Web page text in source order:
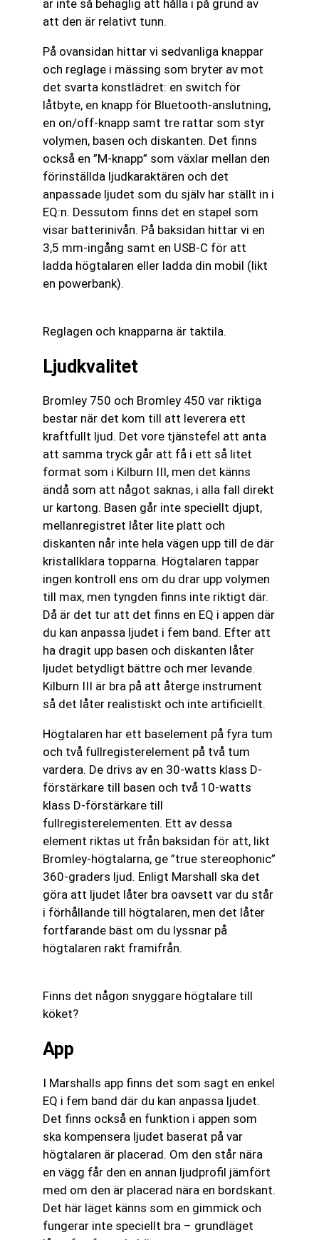
är inte så behaglig att hålla i på grund av
att den är relativt tunn.
På ovansidan hittar vi sedvanliga knappar
och reglage i mässing som bryter av mot
det svarta konstlädret: en switch för
låtbyte, en knapp för Bluetooth-anslutning,
en on/off-knapp samt tre rattar som styr
volymen, basen och diskanten. Det finns
också en ”M-knapp” som växlar mellan den
förinställda ljudkaraktären och det
anpassade ljudet som du själv har ställt in i
EQ:n. Dessutom finns det en stapel som
visar batterinivån. På baksidan hittar vi en
3,5 mm-ingång samt en USB-C för att
ladda högtalaren eller ladda din mobil (likt
en powerbank).
Reglagen och knapparna är taktila.
Ljudkvalitet
Bromley 750 och Bromley 450 var riktiga
bestar när det kom till att leverera ett
kraftfullt ljud. Det vore tjänstefel att anta
att samma tryck går att få i ett så litet
format som i Kilburn III, men det känns
ändå som att något saknas, i alla fall direkt
ur kartong. Basen går inte speciellt djupt,
mellanregistret låter lite platt och
diskanten når inte hela vägen upp till de där
kristallklara topparna. Högtalaren tappar
ingen kontroll ens om du drar upp volymen
till max, men tyngden finns inte riktigt där.
Då är det tur att det finns en EQ i appen där
du kan anpassa ljudet i fem band. Efter att
ha dragit upp basen och diskanten låter
ljudet betydligt bättre och mer levande.
Kilburn III är bra på att återge instrument
så det låter realistiskt och inte artificiellt.
Högtalaren har ett baselement på fyra tum
och två fullregisterelement på två tum
vardera. De drivs av en 30-watts klass D-
förstärkare till basen och två 10-watts
klass D-förstärkare till
fullregisterelementen. Ett av dessa
element riktas ut från baksidan för att, likt
Bromley-högtalarna, ge ”true stereophonic”
360-graders ljud. Enligt Marshall ska det
göra att ljudet låter bra oavsett var du står
i förhållande till högtalaren, men det låter
fortfarande bäst om du lyssnar på
högtalaren rakt framifrån.
Finns det någon snyggare högtalare till
köket?
App
I Marshalls app finns det som sagt en enkel
EQ i fem band där du kan anpassa ljudet.
Det finns också en funktion i appen som
ska kompensera ljudet baserat på var
högtalaren är placerad. Om den står nära
en vägg får den en annan ljudprofil jämfört
med om den är placerad nära en bordskant.
Det här läget känns som en gimmick och
fungerar inte speciellt bra – grundläget